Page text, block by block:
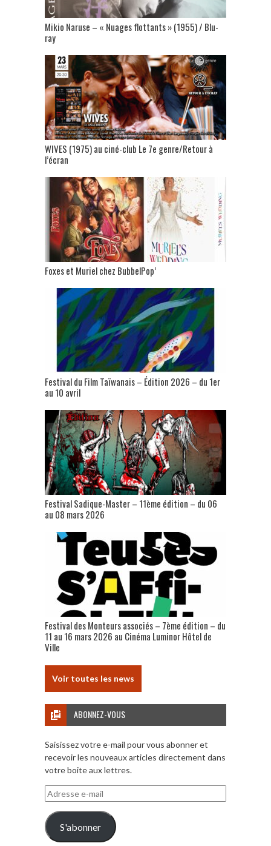
Mikio Naruse – « Nuages flottants » (1955) / Blu-
ray
WIVES (1975) au ciné-club Le 7e genre/Retour à
l’écran
Foxes et Muriel chez BubbelPop’
Festival du Film Taïwanais – Édition 2026 – du 1er
au 10 avril
Festival Sadique-Master – 11ème édition – du 06
au 08 mars 2026
Festival des Monteurs associés – 7ème édition – du
11 au 16 mars 2026 au Cinéma Luminor Hôtel de
Ville
Voir toutes les news
ABONNEZ-VOUS
Saisissez votre e-mail pour vous abonner et
recevoir les nouveaux articles directement dans
votre boite aux lettres.
Adresse
e-
mail
S'abonner